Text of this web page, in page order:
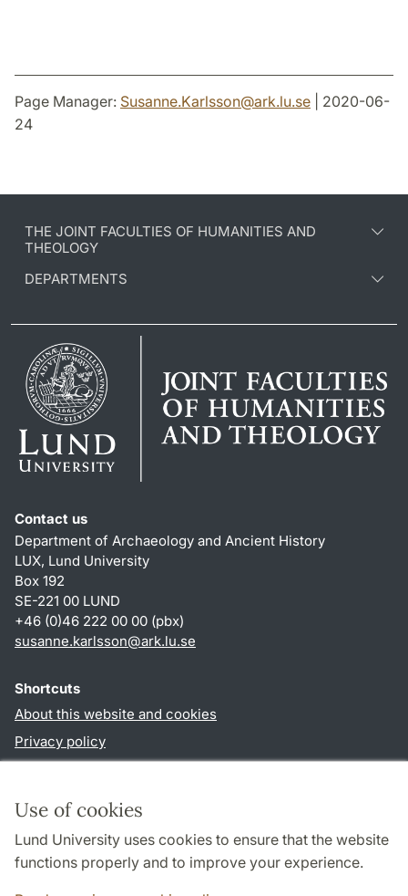
Use of cookies
Lund University uses cookies to ensure that the website
functions properly and to improve your experience.
Page Manager: Susanne.Karlsson@ark.lu.se | 2020-06-
24
THE JOINT FACULTIES OF HUMANITIES AND
THEOLOGY
DEPARTMENTS
Contact us
Department of Archaeology and Ancient History
LUX, Lund University
Box 192
SE-221 00 LUND
+46 (0)46 222 00 00 (pbx)
susanne.karlsson@ark.lu.se
Shortcuts
About this website and cookies
Privacy policy
Follow us in social media